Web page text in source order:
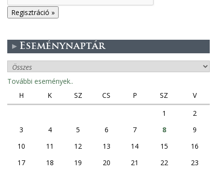
Eseménynaptár
További események..
H
K SZ CS P SZ
V
1
2
3
4 5 6 7 8
9
10
11 12 13 14 15
16
17
18 19 20 21 22
23